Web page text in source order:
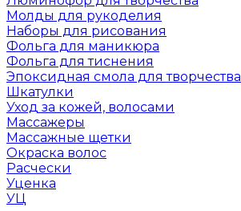
Молды для рукоделия
Наборы для рисования
Фольга для маникюра
Фольга для тиснения
Эпоксидная смола для творчества
Шкатулки
Уход за кожей, волосами
Массажеры
Массажные щетки
Окраска волос
Расчески
Уценка
УЦ